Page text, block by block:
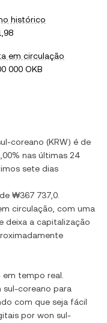
histórico
em circulação
000 OKB
coreano (KRW) é de
nas últimas 24
sete dias
₩367 737,0
circulação, com uma
deixa a capitalização
tempo real.
sul-coreano para
com que seja fácil
por won sul-